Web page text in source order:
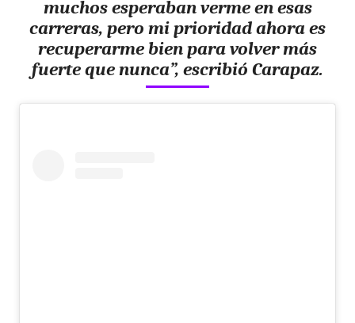
muchos esperaban verme en esas
carreras, pero mi prioridad ahora es
recuperarme bien para volver más
fuerte que nunca”, escribió Carapaz.